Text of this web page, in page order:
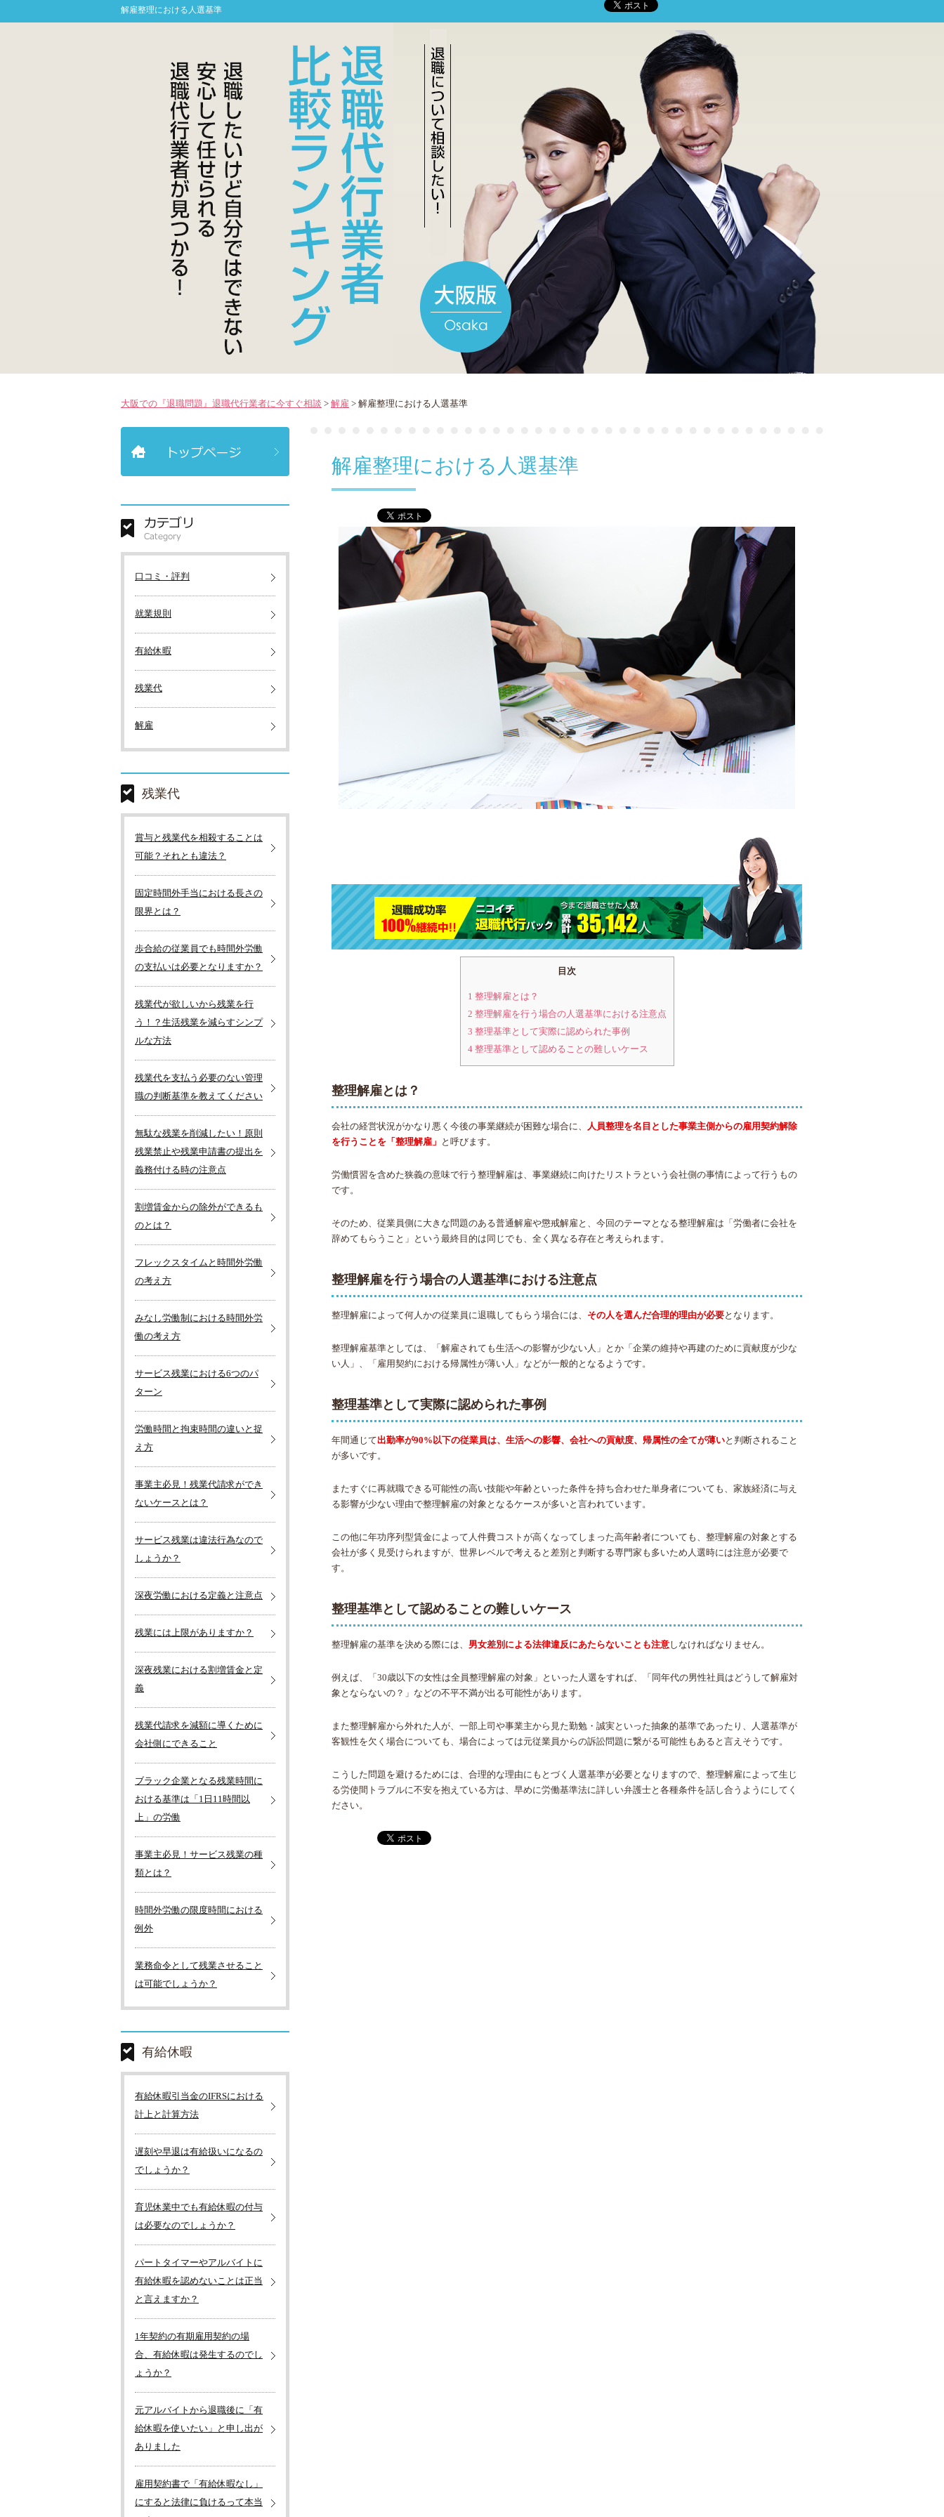
解雇整理における人選基準
大阪での『退職問題』退職代行業者に今すぐ相談 > 解雇 > 解雇整理における人選基準
解雇整理における人選基準
目次
1 整理解雇とは？
2 整理解雇を行う場合の人選基準における注意点
3 整理基準として実際に認められた事例
4整理基準として認めることの難しいケース
整理解雇とは？
会社の経営状況がかなり悪く今後の事業継続が困難な場合に、
人員整理を名目とした事業主側からの雇用契約解除
を行うことを「整理解雇」 と呼びます。
労働慣習を含めた狭義の意味で行う整理解雇は、事業継続に向けたリストラという会社側の事情によって行うもの
です。
そのため、従業員側に大きな問題のある普通解雇や懲戒解雇と、今回のテーマとなる整理解雇は「労働者に会社を
辞めてもらうこと」という最終目的は同じでも、全く異なる存在と考えられます。
整理解雇を行う場合の人選基準における注意点
整理解雇によって何人かの従業員に退職してもらう場合には、 その人を選んだ合理的理由が必要となります。
整理解雇基準としては、「解雇されても生活への影響が少ない人」とか「企業の維持や再建のために貢献度が少な
い人」、「雇用契約における帰属性が薄い人」などが一般的となるようです。
整理基準として実際に認められた事例
年間通じて出勤率が90%以下の従業員は、生活への影響、会社への貢献度、帰属性の全てが薄いと判断されること
が多いです。
またすぐに再就職できる可能性の高い技能や年齢といった条件を持ち合わせた単身者についても、家族経済に与え
る影響が少ない理由で整理解雇の対象となるケースが多いと言われています。
この他に年功序列型賃金によって人件費コストが高くなってしまった高年齢者についても、整理解雇の対象とする
会社が多く見受けられますが、世界レベルで考えると差別と判断する専門家も多いため人選時には注意が必要で
す。
整理基準として認めることの難しいケース
整理解雇の基準を決める際には、 男女差別による法律違反にあたらないことも注意しなければなりません。
例えば、「30歳以下の女性は全員整理解雇の対象」といった人選をすれば、「同年代の男性社員はどうして解雇対
象とならないの？」などの不平不満が出る可能性があります。
また整理解雇から外れた人が、一部上司や事業主から見た勤勉・誠実といった抽象的基準であったり、人選基準が
客観性を欠く場合についても、場合によっては元従業員からの訴訟問題に繋がる可能性もあると言えそうです。
こうした問題を避けるためには、合理的な理由にもとづく人選基準が必要となりますので、整理解雇によって生じ
る労使間トラブルに不安を抱えている方は、早めに労働基準法に詳しい弁護士と各種条件を話し合うようにしてく
ださい。
口コミ・評判
就業規則
有給休暇
残業代
解雇
残業代
賞与と残業代を相殺することは
可能？それとも違法？
固定時間外手当における長さの
限界とは？
歩合給の従業員でも時間外労働
の支払いは必要となりますか？
残業代が欲しいから残業を行
う！？生活残業を減らすシンプ
ルな方法
残業代を支払う必要のない管理
職の判断基準を教えてください
無駄な残業を削減したい！原則
残業禁止や残業申請書の提出を
義務付ける時の注意点
割増賃金からの除外ができるも
のとは？
フレックスタイムと時間外労働
の考え方
みなし労働制における時間外労
働の考え方
サービス残業における6つのパ
ターン
労働時間と拘束時間の違いと捉
え方
事業主必見！残業代請求ができ
ないケースとは？
サービス残業は違法行為なので
しょうか？
深夜労働における定義と注意点
残業には上限がありますか？
深夜残業における割増賃金と定
義
残業代請求を減額に導くために
会社側にできること
ブラック企業となる残業時間に
おける基準は「1日11時間以
上」の労働
事業主必見！サービス残業の種
類とは？
時間外労働の限度時間における
例外
業務命令として残業させること
は可能でしょうか？
有給休暇
有給休暇引当金のIFRSにおける
計上と計算方法
遅刻や早退は有給扱いになるの
でしょうか？
育児休業中でも有給休暇の付与
は必要なのでしょうか？
パートタイマーやアルバイトに
有給休暇を認めないことは正当
と言えますか？
1年契約の有期雇用契約の場
合、有給休暇は発生するのでし
ょうか？
元アルバイトから退職後に「有
給休暇を使いたい」と申し出が
ありました
雇用契約書で「有給休暇なし」
にすると法律に負けるって本当